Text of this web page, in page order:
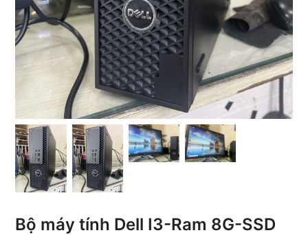
Bộ máy tính Dell I3-Ram 8G-SSD